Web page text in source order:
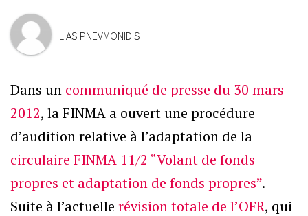
ILIAS PNEVMONIDIS
Dans un communiqué de presse du 30 mars
2012, la FINMA a ouvert une procédure
d’audition relative à l’adaptation de la
circulaire FINMA 11/2 “Volant de fonds
propres et adaptation de fonds propres”.
Suite à l’actuelle révision totale de l’OFR, qui